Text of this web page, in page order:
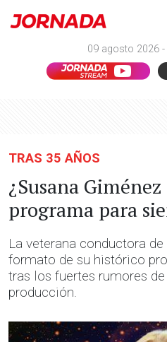
09 agosto 2026 -
TRAS 35 AÑOS
¿Susana
programa para
La veterana conductora
formato de su histórico
tras los fuertes rumores
producción.